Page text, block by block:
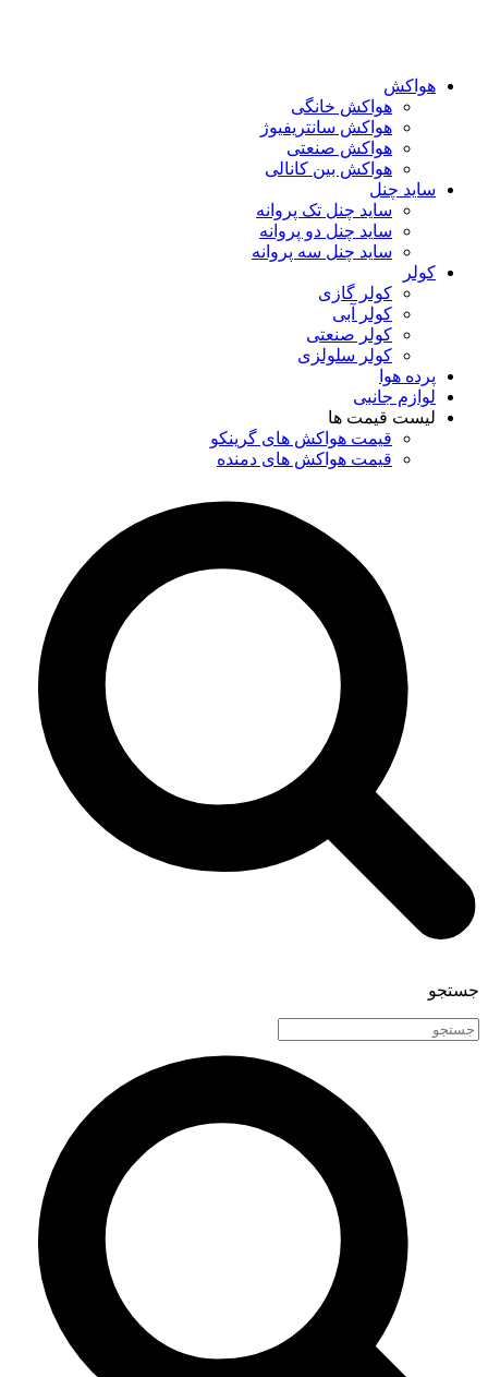
هواکش
هواکش خانگی
هواکش سانتریفیوژ
هواکش صنعتی
هواکش بین کانالی
ساید چنل
ساید چنل تک پروانه
ساید چنل دو پروانه
ساید چنل سه پروانه
کولر
کولر گازی
کولر آبی
کولر صنعتی
کولر سلولزی
پرده هوا
لوازم جانبی
لیست قیمت ها
قیمت هواکش های گرینکو
قیمت هواکش های دمنده
جستجو